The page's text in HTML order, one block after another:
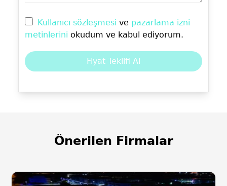
Kullanıcı sözleşmesi ve pazarlama izni
metinlerini okudum ve kabul ediyorum.
Fiyat Teklifi Al
Önerilen Firmalar